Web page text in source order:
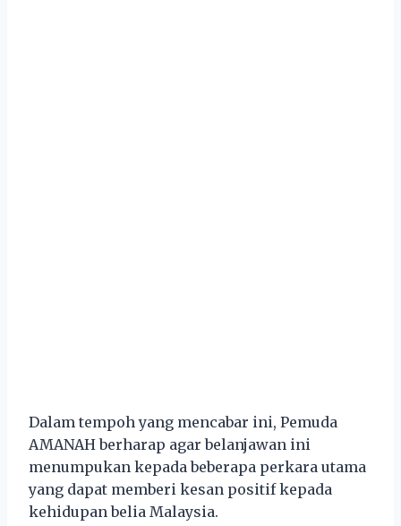
Dalam tempoh yang mencabar ini, Pemuda
AMANAH berharap agar belanjawan ini
menumpukan kepada beberapa perkara utama
yang dapat memberi kesan positif kepada
kehidupan belia Malaysia.